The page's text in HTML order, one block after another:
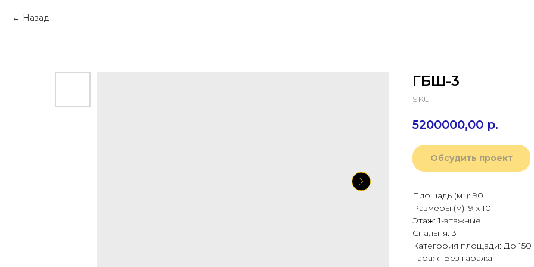
Назад
ГБШ-3
SKU:
5200000,00 р.
Обсудить проект
Площадь (м²): 90
Размеры (м): 9 х 10
Этаж: 1-этажные
Спальня: 3
Категория площади: До 150
Гараж: Без гаража